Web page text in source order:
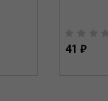
41 ₽